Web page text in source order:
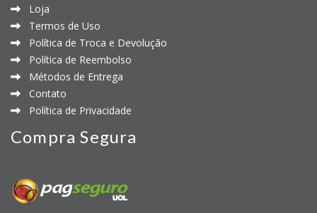
Loja
Termos de Uso
Política de Troca e Devolução
Política de Reembolso
Métodos de Entrega
Contato
Política de Privacidade
Compra Segura